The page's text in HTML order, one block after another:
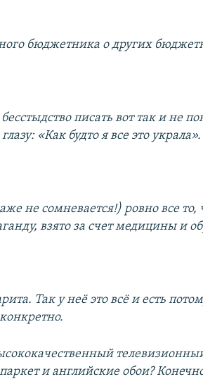
бюджетника о других
писать вот так и не
«Как будто я все это
не сомневается!) ровно все то,
взято за счет медицины и
Так у неё это всё и есть
и английские обои?